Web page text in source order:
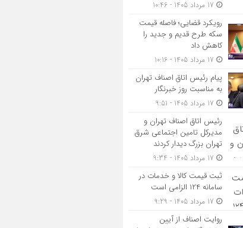
رویکرد قضایی؛ فاصله قیمت
سکه طرح قدیم و جدید را
کاهش داد
پیام رئیس اتاق اصناف تهران
به مناسبت روز خبرنگار
رئیس اتاق اصناف تهران و
مدیرکل تامین اجتماعی شرق
تهران بزرگ دیدار کردند
ثبت قیمت کالا و خدمات در
سامانه ۱۲۴ الزامی است
روایت اصناف از آیین